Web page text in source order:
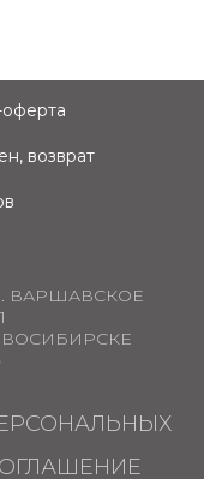
возврат
ВАРШАВСКОЕ